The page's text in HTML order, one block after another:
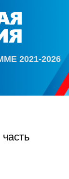
2021-2026